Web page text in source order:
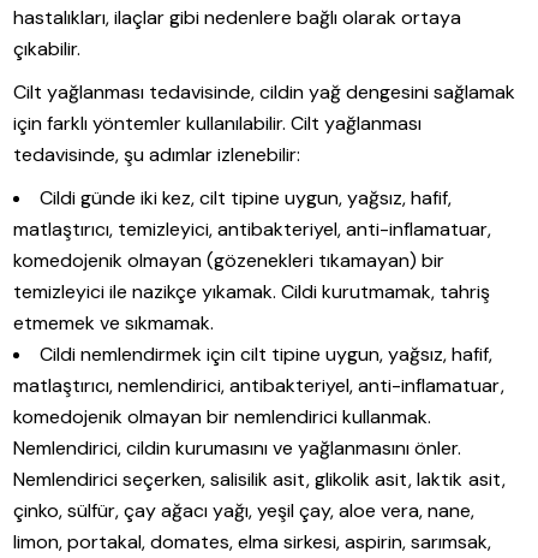
hastalıkları, ilaçlar gibi nedenlere bağlı olarak ortaya
çıkabilir.
Cilt yağlanması tedavisinde, cildin yağ dengesini sağlamak
için farklı yöntemler kullanılabilir. Cilt yağlanması
tedavisinde, şu adımlar izlenebilir:
Cildi günde iki kez, cilt tipine uygun, yağsız, hafif,
matlaştırıcı, temizleyici, antibakteriyel, anti-inflamatuar,
komedojenik olmayan (gözenekleri tıkamayan) bir
temizleyici ile nazikçe yıkamak. Cildi kurutmamak, tahriş
etmemek ve sıkmamak.
Cildi nemlendirmek için cilt tipine uygun, yağsız, hafif,
matlaştırıcı, nemlendirici, antibakteriyel, anti-inflamatuar,
komedojenik olmayan bir nemlendirici kullanmak.
Nemlendirici, cildin kurumasını ve yağlanmasını önler.
Nemlendirici seçerken, salisilik asit, glikolik asit, laktik asit,
çinko, sülfür, çay ağacı yağı, yeşil çay, aloe vera, nane,
limon, portakal, domates, elma sirkesi, aspirin, sarımsak,